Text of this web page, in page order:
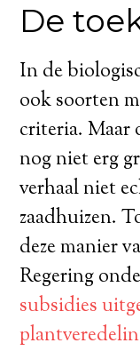
De
In de
ook soorten
criteria. Maar
nog niet erg
verhaal niet
zaadhuizen.
deze manier
Regering
subsidies